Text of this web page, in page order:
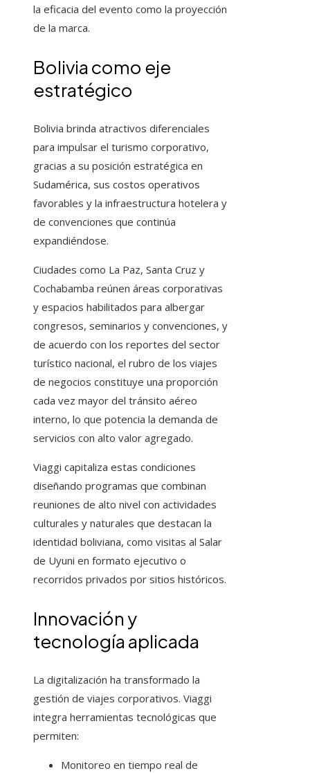
la eficacia del evento como la proyección
de la marca.
Bolivia como eje
estratégico
Bolivia brinda atractivos diferenciales
para impulsar el turismo corporativo,
gracias a su posición estratégica en
Sudamérica, sus costos operativos
favorables y la infraestructura hotelera y
de convenciones que continúa
expandiéndose.
Ciudades como La Paz, Santa Cruz y
Cochabamba reúnen áreas corporativas
y espacios habilitados para albergar
congresos, seminarios y convenciones, y
de acuerdo con los reportes del sector
turístico nacional, el rubro de los viajes
de negocios constituye una proporción
cada vez mayor del tránsito aéreo
interno, lo que potencia la demanda de
servicios con alto valor agregado.
Viaggi capitaliza estas condiciones
diseñando programas que combinan
reuniones de alto nivel con actividades
culturales y naturales que destacan la
identidad boliviana, como visitas al Salar
de Uyuni en formato ejecutivo o
recorridos privados por sitios históricos.
Innovación y
tecnología aplicada
La digitalización ha transformado la
gestión de viajes corporativos. Viaggi
integra herramientas tecnológicas que
permiten:
Monitoreo en tiempo real de